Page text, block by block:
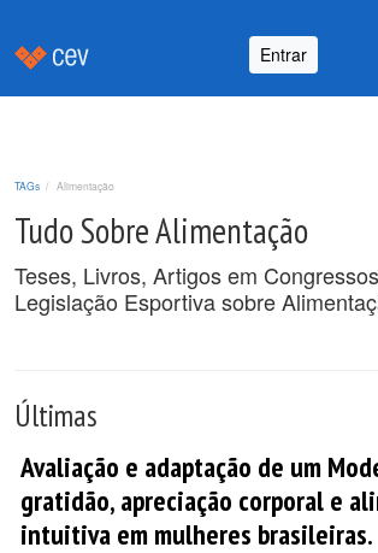
Entrar
TAGs Alimentação
Tudo Sobre Alimentação
Teses, Livros, Artigos em
Legislação Esportiva sobre
Últimas
Avaliação e adaptação de um
gratidão, apreciação corporal e
intuitiva em mulheres brasileiras.